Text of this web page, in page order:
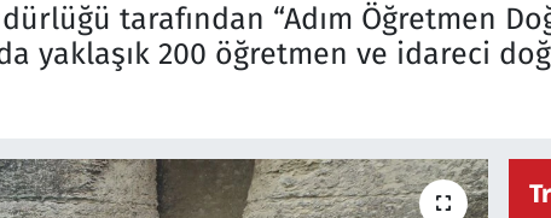
tarafından “Adım Öğretmen
yaklaşık 200 öğretmen ve idareci